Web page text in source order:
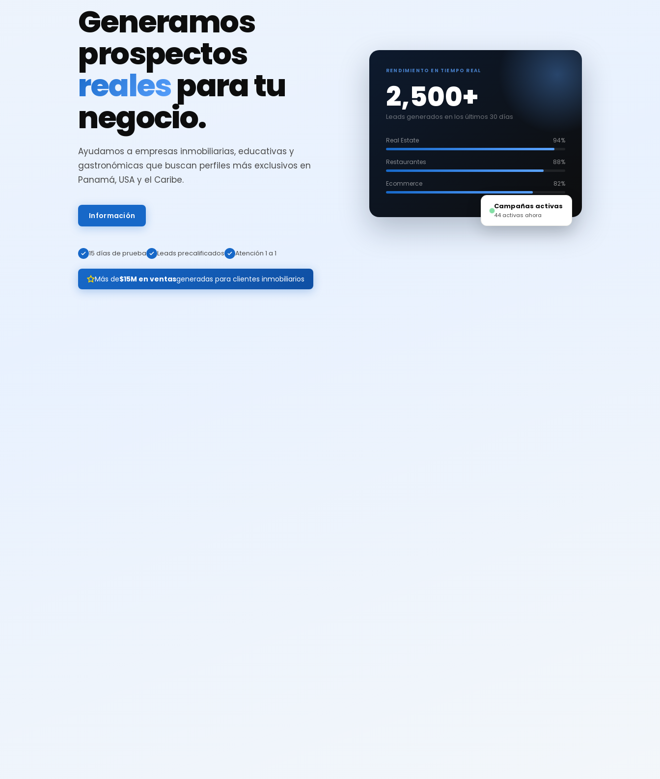
Generamos
prospectos
realespara tu
negocio.
Ayudamos a empresas inmobiliarias, educativas y
gastronómicas que buscan perfiles más exclusivos en
Panamá, USA y el Caribe.
Información
15 días de prueba Leads precalificados Atención 1 a 1
Más de$15M en ventasgeneradas para clientes inmobiliarios
RENDIMIENTO EN TIEMPO REAL
2,500+
Leads generados en los últimos 30 días
Real Estate 94%
Restaurantes 88%
Ecommerce 82%
Campañas activas
44 activas ahora